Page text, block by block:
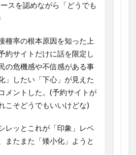
スを認めながら「どうでも
種率の根本原因を知った上
約サイトだけに話を限定し
の危機感や不信感がある事
」したい「下心」が見えた
メントした。(予約サイトが
こそどうでもいいけどな)
レッとこれが「印象」レベ
またまた「矮小化」ようと